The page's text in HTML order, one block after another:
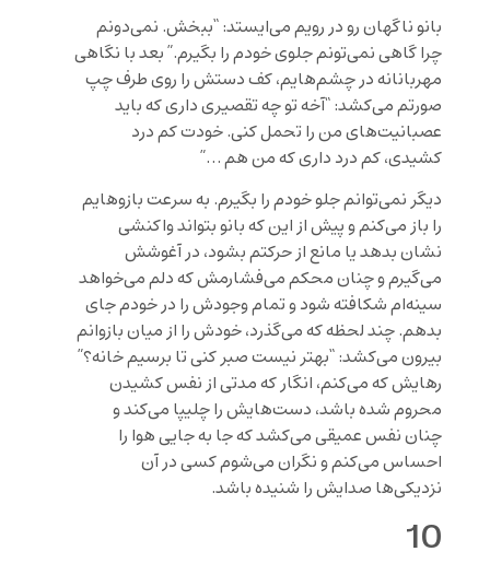
بانو ناگهان رو در رویم می‌ایستد: “ببخش. نمی‌دونم
چرا گاهی نمی‌تونم جلوی خودم را بگیرم.” بعد با نگاهی
مهربانانه در چشم‌هایم، کف دستش را روی طرف چپ
صورتم می‌کشد: “آخه تو چه تقصیری داری که باید
عصبانیت‌های من را تحمل کنی. خودت کم درد
کشیدی، کم درد داری که من هم …”
دیگر نمی‌توانم جلو خودم را بگیرم. به سرعت بازوهایم
را باز می‌کنم و پیش از این که بانو بتواند واکنشی
نشان بدهد یا مانع از حرکتم بشود، در آغوشش
می‌گیرم و چنان محکم می‌فشارمش که دلم می‌خواهد
سینه‌ام شکافته شود و تمام وجودش را در خودم جای
بدهم. چند لحظه که می‌گذرد، خودش را از میان بازوانم
بیرون می‌کشد: “بهتر نیست صبر کنی تا برسیم خانه؟”
رهایش که می‌کنم، انگار که مدتی از نفس کشیدن
محروم شده باشد، دست‌هایش را چلیپا می‌کند و
چنان نفس عمیقی می‌کشد که جا به جایی هوا را
احساس می‌کنم و نگران می‌شوم کسی در آن
نزدیکی‌ها صدایش را شنیده باشد.
10